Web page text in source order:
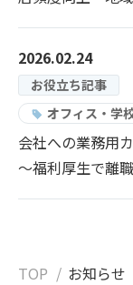
2026.02.24
お役立ち記事
オフィス・学
会社への業務用
～福利厚生で離
TOP お知らせ